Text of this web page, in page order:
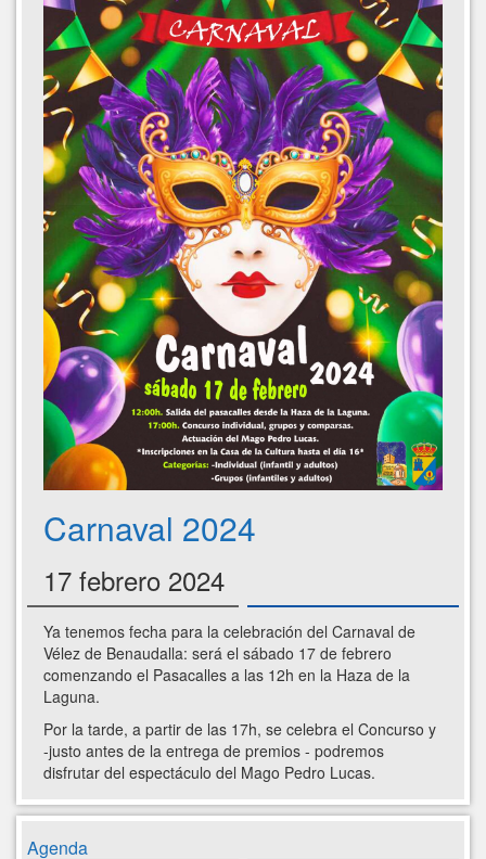
Carnaval 2024
17 febrero 2024
Ya tenemos fecha para la celebración del Carnaval de
Vélez de Benaudalla: será el sábado 17 de febrero
comenzando el Pasacalles a las 12h en la Haza de la
Laguna.
Por la tarde, a partir de las 17h, se celebra el Concurso y
-justo antes de la entrega de premios - podremos
disfrutar del espectáculo del Mago Pedro Lucas.
Agenda